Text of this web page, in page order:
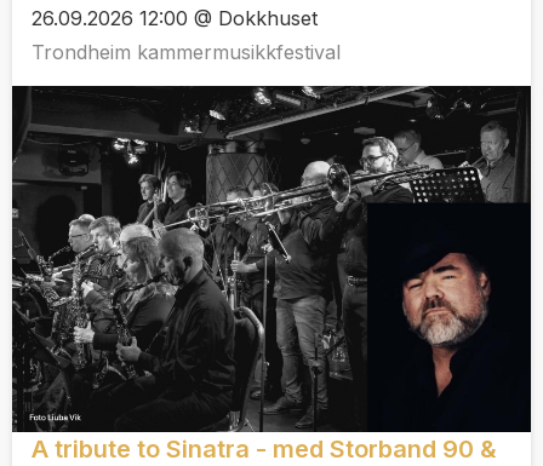
26.09.2026 12:00 @ Dokkhuset
Trondheim kammermusikkfestival
A tribute to Sinatra - med Storband 90 &